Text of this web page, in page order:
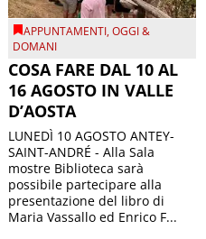
APPUNTAMENTI,OGGI &
DOMANI
COSA FARE DAL 10 AL
16 AGOSTO IN VALLE
D’AOSTA
LUNEDÌ 10 AGOSTO ANTEY-
SAINT-ANDRÉ - Alla Sala
mostre Biblioteca sarà
possibile partecipare alla
presentazione del libro di
Maria Vassallo ed Enrico F...